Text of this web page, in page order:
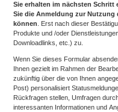
Sie erhalten im nächsten Schritt
Sie die Anmeldung zur Nutzung
können . Erst nach dieser
Produkte und /oder
Downloadlinks, etc.) zu.
Wenn Sie dieses Formular
Ihnen gezielt im Rahmen der
zukünftig über die von Ihnen
Post) personalisiert
Rückfragen stellen, Umfragen
interessanten Informationen und